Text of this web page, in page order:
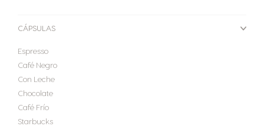
CÁPSULAS
Espresso
Café Negro
Con Leche
Chocolate
Café Frío
Starbucks